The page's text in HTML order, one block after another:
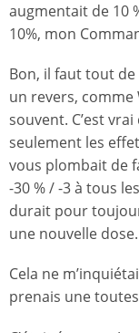
augmentait de 10
10%, mon
Bon, il faut tout
un revers,
souvent. C’est
seulement les
vous plombait de
-30 % / -3 à tous
durait pour
une nouvelle dose.
Cela ne
prenais une